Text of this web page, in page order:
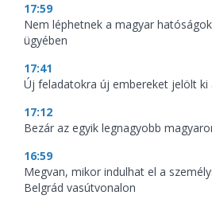
17:59
Nem léphetnek a magyar
ügyében
17:41
Új feladatokra új embereket jelölt ki
17:12
Bezár az egyik legnagyobb
16:59
Megvan, mikor indulhat el a
Belgrád vasútvonalon